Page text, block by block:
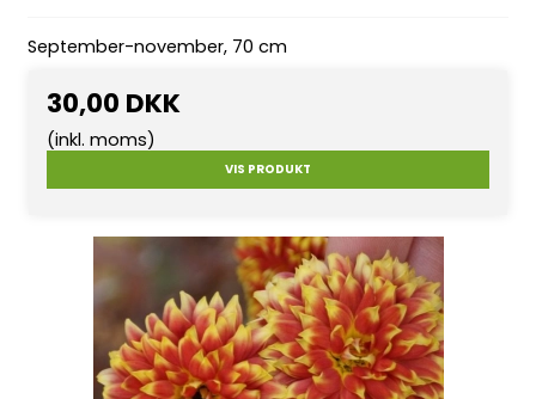
September-november, 70 cm
30,00 DKK
(inkl. moms)
VIS PRODUKT